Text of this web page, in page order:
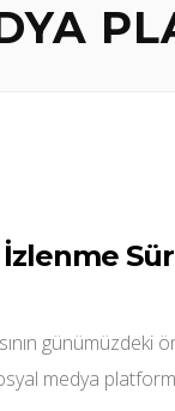
İzlenme
günümüzdeki
medya